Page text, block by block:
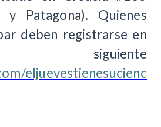
Patagona). Quienes
deben registrarse en
eljuevestienesucienc